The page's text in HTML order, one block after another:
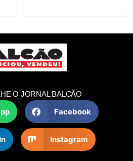
O JORNAL BALCÃO
Facebook
Instagram